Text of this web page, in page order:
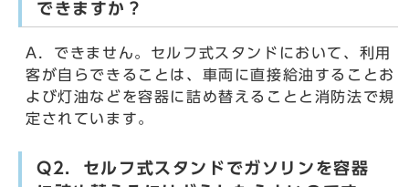
できますか？
A．できません。セルフ式スタンドにおいて、利用
客が自らできることは、車両に直接給油することお
よび灯油などを容器に詰め替えることと消防法で規
定されています。
Q2．セルフ式スタンドでガソリンを容器